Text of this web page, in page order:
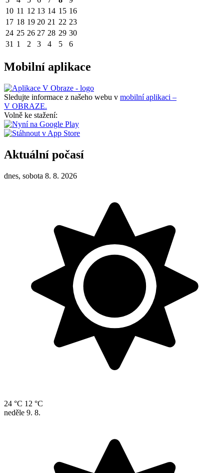
10 11 12 13 14 15 16
17 18 19 20 21 22 23
24 25 26 27 28 29 30
31 1 2 3 4 5 6
Mobilní aplikace
Sledujte informace z našeho webu v mobilní aplikaci –
V OBRAZE.
Volně ke stažení:
Aktuální počasí
dnes, sobota 8. 8. 2026
24 °C 12 °C
neděle 9. 8.